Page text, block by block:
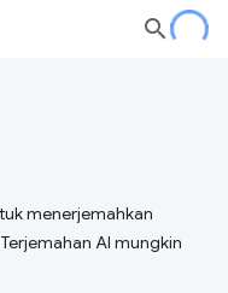
menerjemahkan
AI mungkin